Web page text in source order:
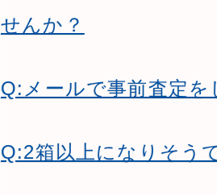
せんか？
Q:メールで事前査定
Q:2箱以上になりそう